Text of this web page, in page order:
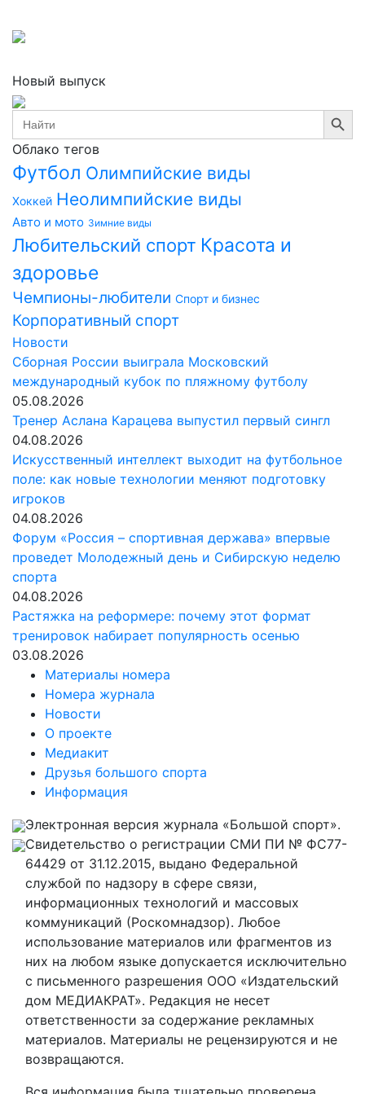
Новый выпуск
Search
for:
Search Button
Облако тегов
Футбол Олимпийские виды
Хоккей Неолимпийские виды
Авто и мото Зимние виды
Любительский спорт Красота и
здоровье
Чемпионы-любители Спорт и бизнес
Корпоративный спорт
Новости
Сборная России выиграла Московский
международный кубок по пляжному футболу
05.08.2026
Тренер Аслана Карацева выпустил первый сингл
04.08.2026
Искусственный интеллект выходит на футбольное
поле: как новые технологии меняют подготовку
игроков
04.08.2026
Форум «Россия – спортивная держава» впервые
проведет Молодежный день и Сибирскую неделю
спорта
04.08.2026
Растяжка на реформере: почему этот формат
тренировок набирает популярность осенью
03.08.2026
Материалы номера
Номера журнала
Новости
О проекте
Медиакит
Друзья большого спорта
Информация
Электронная версия журнала «Большой спорт».
Свидетельство о регистрации СМИ ПИ № ФС77-
64429 от 31.12.2015, выдано Федеральной
службой по надзору в сфере связи,
информационных технологий и массовых
коммуникаций (Роскомнадзор). Любое
использование материалов или фрагментов из
них на любом языке допускается исключительно
с письменного разрешения ООО «Издательский
дом МЕДИАКРАТ». Редакция не несет
ответственности за содержание рекламных
материалов. Материалы не рецензируются и не
возвращаются.